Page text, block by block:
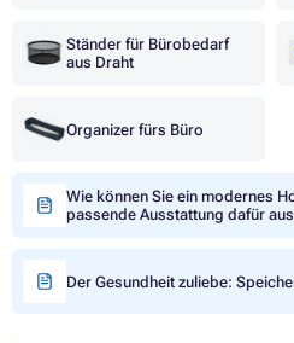
Ständer für Bürobedarf
aus Draht
Organizer fürs Büro
Wie können Sie ein modernes
passende Ausstattung dafür
Der Gesundheit zuliebe: